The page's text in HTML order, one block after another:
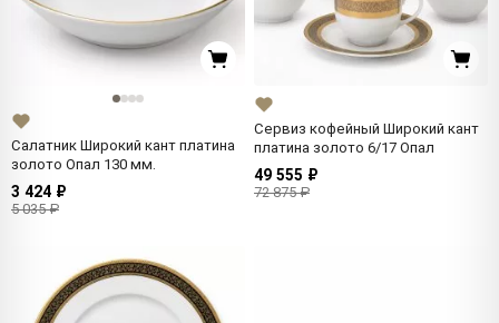
Салатник Широкий кант платина
золото Опал 130 мм.
3 424 ₽
5 035 ₽
Сервиз кофейный Широкий кант
платина золото 6/17 Опал
49 555 ₽
72 875 ₽